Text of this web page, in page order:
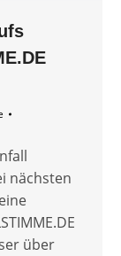
nächsten
über